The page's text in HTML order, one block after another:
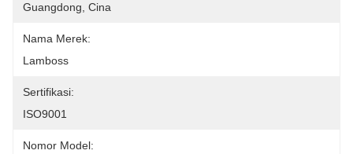
Guangdong, Cina
Nama Merek:
Lamboss
Sertifikasi:
ISO9001
Nomor Model: